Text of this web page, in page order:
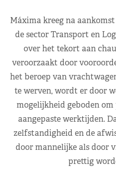
Máxima kreeg na
de sector Transport en
over het tekort aan
veroorzaakt door
het beroep van
te werven, wordt er door
mogelijkheid geboden
aangepaste werktijden.
zelfstandigheid en de
door mannelijke als door
prettig